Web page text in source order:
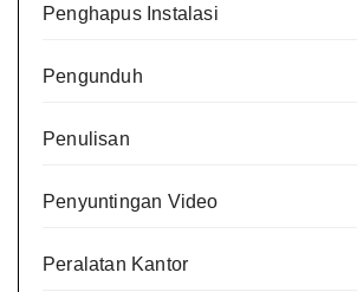
Penghapus Instalasi
Pengunduh
Penulisan
Penyuntingan Video
Peralatan Kantor